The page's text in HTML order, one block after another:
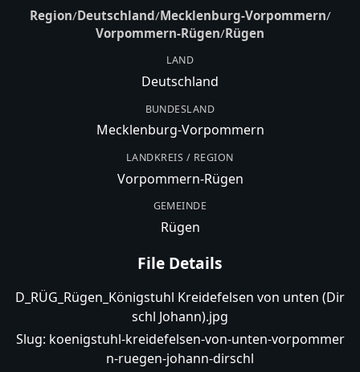
Region/Deutschland/Mecklenburg-Vorpommern/
Vorpommern-Rügen/Rügen
LAND
Deutschland
BUNDESLAND
Mecklenburg-Vorpommern
LANDKREIS / REGION
Vorpommern-Rügen
GEMEINDE
Rügen
File Details
D_RÜG_Rügen_Königstuhl Kreidefelsen von unten (Dir
schl Johann).jpg
Slug: koenigstuhl-kreidefelsen-von-unten-vorpommer
n-ruegen-johann-dirschl